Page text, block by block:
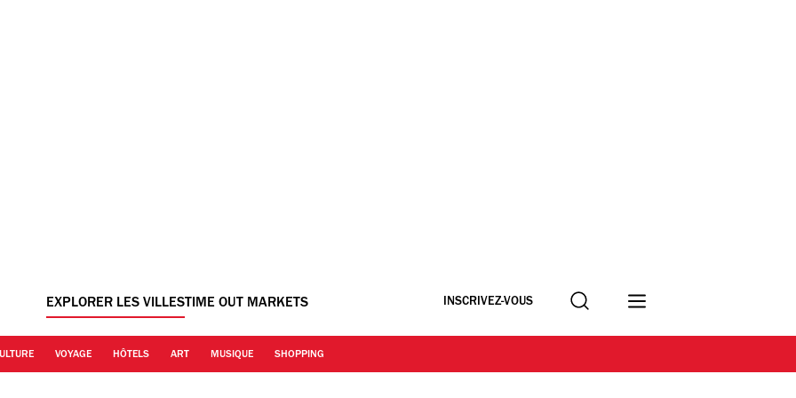
EXPLORER LES VILLESTIME OUT MARKETS INSCRIVEZ-VOUS Recherche
VOYAGE HÔTELS ART MUSIQUE SHOPPING